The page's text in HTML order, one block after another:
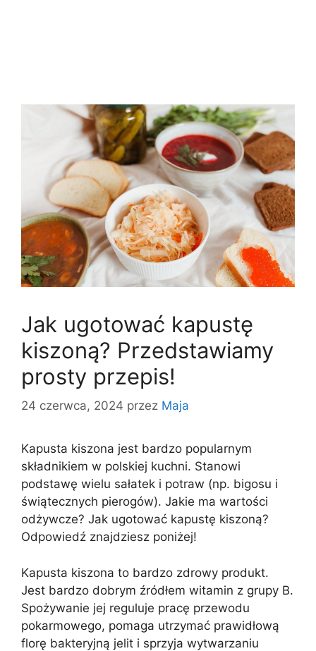
Jak ugotować kapustę
kiszoną? Przedstawiamy
prosty przepis!
24 czerwca, 2024 przez Maja
Kapusta kiszona jest bardzo popularnym
składnikiem w polskiej kuchni. Stanowi
podstawę wielu sałatek i potraw (np. bigosu i
świątecznych pierogów). Jakie ma wartości
odżywcze? Jak ugotować kapustę kiszoną?
Odpowiedź znajdziesz poniżej!
Kapusta kiszona to bardzo zdrowy produkt.
Jest bardzo dobrym źródłem witamin z grupy B.
Spożywanie jej reguluje pracę przewodu
pokarmowego, pomaga utrzymać prawidłową
florę bakteryjną jelit i sprzyja wytwarzaniu